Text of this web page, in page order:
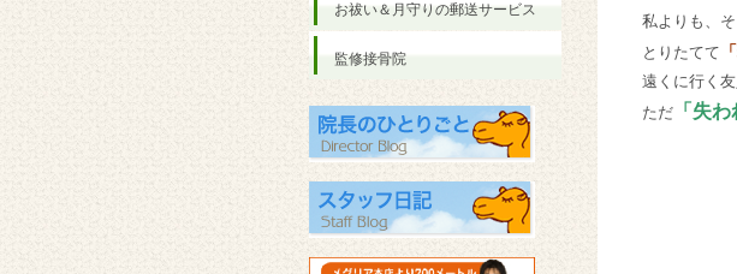
私よりも、
とりたてて
遠くに行く
ただ 「失
お祓い＆月守りの郵送サービス
監修接骨院